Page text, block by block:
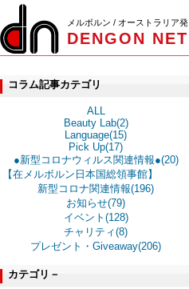
メルボルン / オーストラリア発
DENGON NET
コラム記事カテゴリ
ALL
Beauty Lab(2)
Language(15)
Pick Up(17)
●新型コロナウィルス関連情報●(20)
【在メルボルン日本国総領事館】
新型コロナ関連情報(196)
お知らせ(79)
イベント(128)
チャリティ(8)
プレゼント・Giveaway(206)
カテゴリ－